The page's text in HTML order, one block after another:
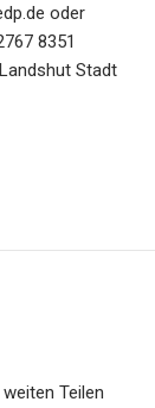
oder
8351
Stadt
Teilen